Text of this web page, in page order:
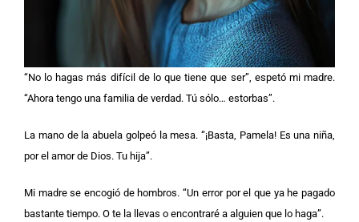
“No lo hagas más difícil de lo que tiene que ser”, espetó mi madre.
“Ahora tengo una familia de verdad. Tú sólo… estorbas”.
La mano de la abuela golpeó la mesa. “¡Basta, Pamela! Es una niña,
por el amor de Dios. Tu hija”.
Mi madre se encogió de hombros. “Un error por el que ya he pagado
bastante tiempo. O te la llevas o encontraré a alguien que lo haga”.